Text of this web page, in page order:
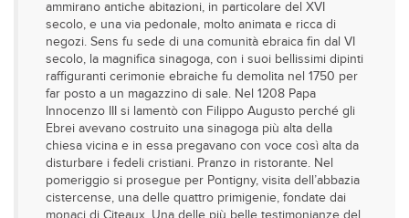
ammirano antiche abitazioni, in particolare del XVI
secolo, e una via pedonale, molto animata e ricca di
negozi. Sens fu sede di una comunità ebraica fin dal VI
secolo, la magnifica sinagoga, con i suoi bellissimi dipinti
raffiguranti cerimonie ebraiche fu demolita nel 1750 per
far posto a un magazzino di sale. Nel 1208 Papa
Innocenzo III si lamentò con Filippo Augusto perché gli
Ebrei avevano costruito una sinagoga più alta della
chiesa vicina e in essa pregavano con voce così alta da
disturbare i fedeli cristiani. Pranzo in ristorante. Nel
pomeriggio si prosegue per Pontigny, visita dell’abbazia
cistercense, una delle quattro primigenie, fondate dai
monaci di Citeaux. Una delle più belle testimonianze del